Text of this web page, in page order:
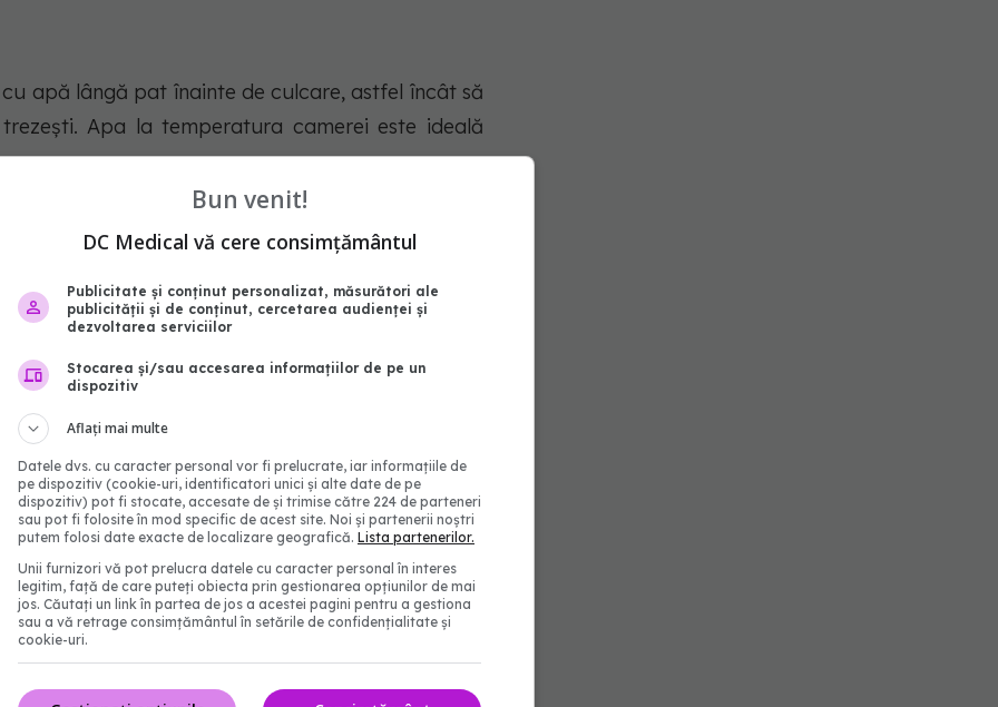
apă lângă pat înainte de culcare, astfel încât să
Apa la temperatura camerei este ideală
apă pe parcursul întregii zile pentru a menține
recomandată poate varia în funcție de fiecare
un minim de 8 pahare de apă pe zi poate fi un
organism, după ce te
de alarmă începe să sune, dezactivează-l
să amâni de mai multe ori alarma, deoarece
poate face să te simți mai obosit.
pentru a-ți întinde corpul și a face câteva
treptată a mușchilor și articulațiilor.
Bun venit!
DC Medical vă cere consimțământul
Publicitate și conținut personalizat, măsurători ale
publicității și de conținut, cercetarea audienței și
dezvoltarea serviciilor
Stocarea și/sau accesarea informațiilor de pe un
dispozitiv
Aflați mai multe
Datele dvs. cu caracter personal vor fi prelucrate, iar informațiile de
pe dispozitiv (cookie-uri, identificatori unici și alte date de pe
dispozitiv) pot fi stocate, accesate de și trimise către 224 de parteneri
sau pot fi folosite în mod specific de acest site. Noi și partenerii noștri
putem folosi date exacte de localizare geografică. Lista partenerilor.
Unii furnizori vă pot prelucra datele cu caracter personal în interes
legitim, față de care puteți obiecta prin gestionarea opțiunilor de mai
jos. Căutați un link în partea de jos a acestei pagini pentru a gestiona
sau a vă retrage consimțământul în setările de confidențialitate și
cookie-uri.